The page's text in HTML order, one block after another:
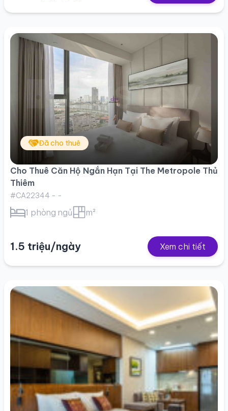
Đã cho thuê
Cho Thuê Căn Hộ Ngắn Hạn Tại The Metropole Thủ
Thiêm
#CA22344 - -
1 phòng ngủ m²
1.5 triệu/ngày Xem chi tiết